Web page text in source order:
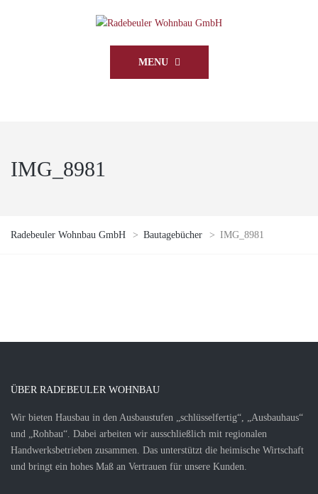
MENU
IMG_8981
Radebeuler Wohnbau GmbH > Bautagebücher > IMG_8981
ÜBER RADEBEULER WOHNBAU
Wir bieten Hausbau in den Ausbaustufen „schlüsselfertig“, „Ausbauhaus“
und „Rohbau“. Dabei arbeiten wir ausschließlich mit regionalen
Handwerksbetrieben zusammen. Das unterstützt die heimische Wirtschaft
und bringt ein hohes Maß an Vertrauen für unsere Kunden.